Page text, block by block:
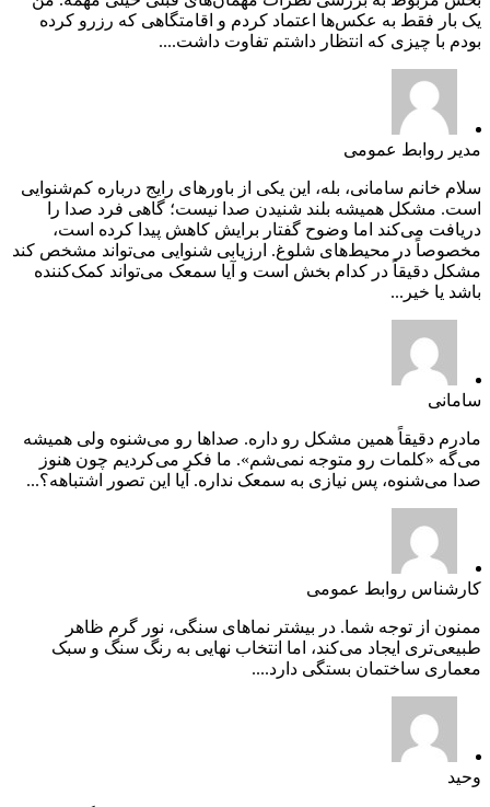
یک بار فقط به عکس‌ها اعتماد کردم و اقامتگاهی که رزرو کرده
بودم با چیزی که انتظار داشتم تفاوت داشت....
مدیر روابط عمومی
سلام خانم سامانی، بله، این یکی از باورهای رایج درباره کم‌شنوایی
است. مشکل همیشه بلند شنیدن صدا نیست؛ گاهی فرد صدا را
دریافت می‌کند اما وضوح گفتار برایش کاهش پیدا کرده است،
مخصوصاً در محیط‌های شلوغ. ارزیابی شنوایی می‌تواند مشخص کند
مشکل دقیقاً در کدام بخش است و آیا سمعک می‌تواند کمک‌کننده
باشد یا خیر...
سامانی
مادرم دقیقاً همین مشکل رو داره. صداها رو می‌شنوه ولی همیشه
می‌گه «کلمات رو متوجه نمی‌شم». ما فکر می‌کردیم چون هنوز
صدا می‌شنوه، پس نیازی به سمعک نداره. آیا این تصور اشتباهه؟...
کارشناس روابط عمومی
ممنون از توجه شما. در بیشتر نماهای سنگی، نور گرم ظاهر
طبیعی‌تری ایجاد می‌کند، اما انتخاب نهایی به رنگ سنگ و سبک
معماری ساختمان بستگی دارد....
وحید